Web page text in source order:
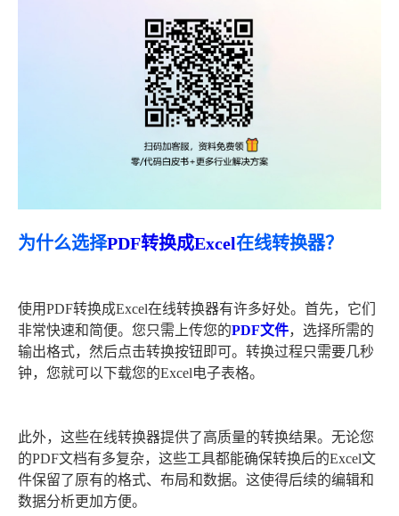
为什么选择PDF转换成Excel在线转换器？
使用PDF转换成Excel在线转换器有许多好处。首先，它们
非常快速和简便。您只需上传您的PDF文件，选择所需的
输出格式，然后点击转换按钮即可。转换过程只需要几秒
钟，您就可以下载您的Excel电子表格。
此外，这些在线转换器提供了高质量的转换结果。无论您
的PDF文档有多复杂，这些工具都能确保转换后的Excel文
件保留了原有的格式、布局和数据。这使得后续的编辑和
数据分析更加方便。